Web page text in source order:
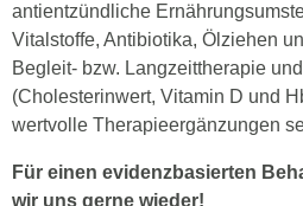
antientzündliche
Vitalstoffe, Antibiotika, Ölziehen
Begleit- bzw. Langzeittherapie
(Cholesterinwert, Vitamin D und
wertvolle Therapieergänzungen
Für einen evidenzbasierten
wir uns gerne wieder!